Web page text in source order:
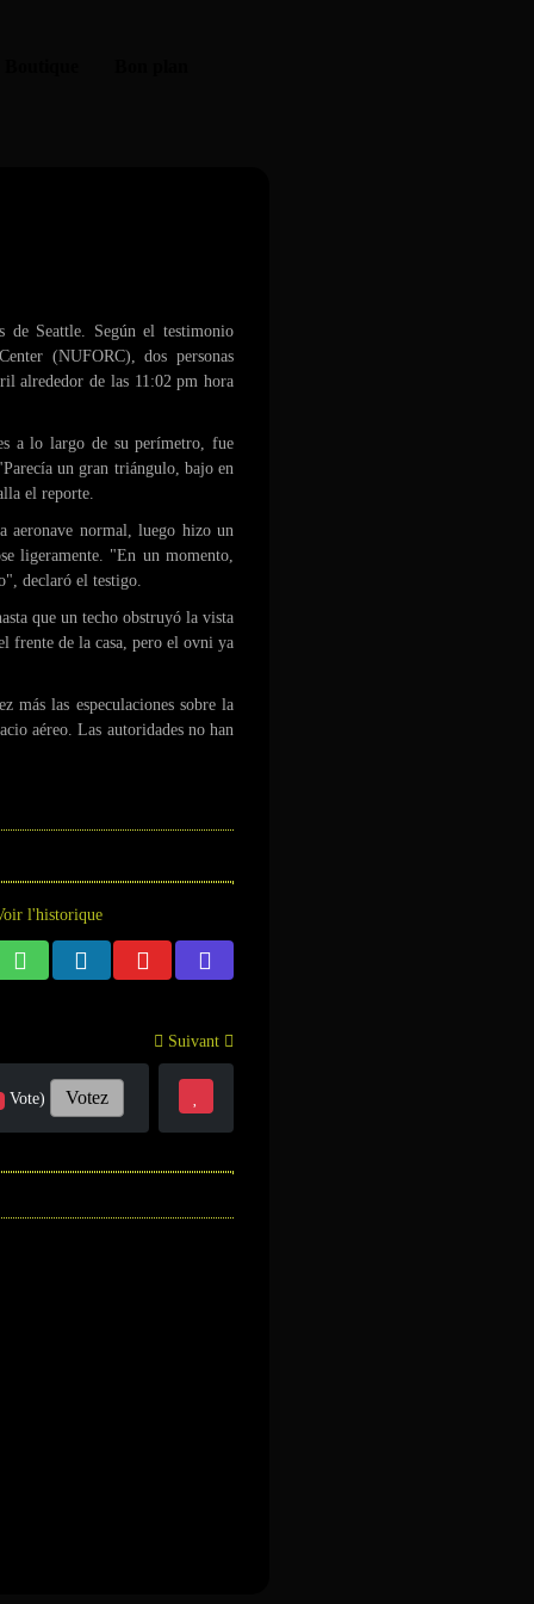
Seattle. Según el testimonio
(NUFORC), dos personas
alrededor de las 11:02 pm hora
a lo largo de su perímetro, fue
un gran triángulo, bajo en
el reporte.
aeronave normal, luego hizo un
ligeramente. "En un momento,
declaró el testigo.
que un techo obstruyó la vista
frente de la casa, pero el ovni ya
más las especulaciones sobre la
aéreo. Las autoridades no han
l'historique
Suivant
Vote) Votez